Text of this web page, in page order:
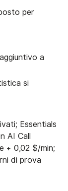
per
a
si
Essentials
AI Call
+ 0,02 $/min;
di prova